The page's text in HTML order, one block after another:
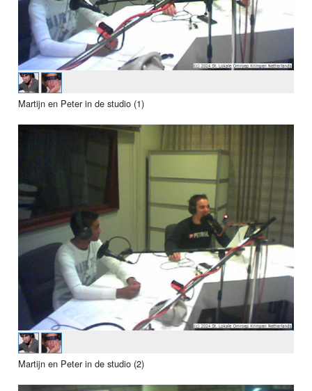
Martijn en Peter in de studio (1)
Martijn en Peter in de studio (2)